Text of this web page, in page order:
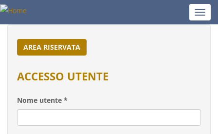
Salta
principaleAREA RISERVATA
ACCESSO UTENTE
Nome utente *